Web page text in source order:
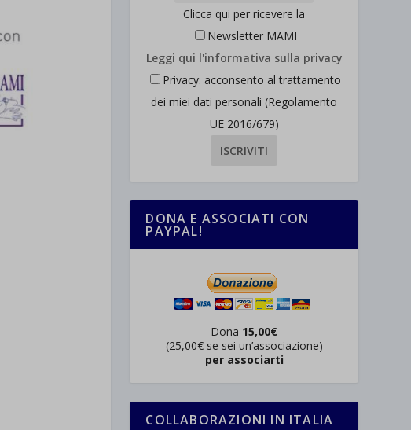
Clicca qui per ricevere la
Newsletter MAMI
Leggi qui l'informativa sulla privacy
Privacy: acconsento al trattamento
dei miei dati personali (Regolamento
UE 2016/679)
DONA E ASSOCIATI CON
PAYPAL!
Dona 15,00€
(25,00€ se sei un’associazione)
per associarti
COLLABORAZIONI IN ITALIA